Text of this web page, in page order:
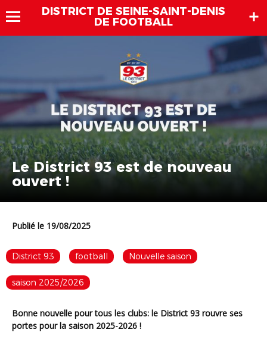
DISTRICT DE SEINE-SAINT-DENIS
DE FOOTBALL
Le District 93 est de nouveau
ouvert !
Publié le 19/08/2025
District 93 football Nouvelle saison
saison 2025/2026
Bonne nouvelle pour tous les clubs: le District 93 rouvre ses
portes pour la saison 2025-2026 !